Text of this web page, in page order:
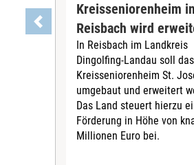
Kreisseniorenheim in
Reisbach wird
In Reisbach im Landkreis
Dingolfing-Landau soll das
Kreisseniorenheim St.
umgebaut und erweitert
Das Land steuert hierzu
Förderung in Höhe von
Millionen Euro bei.